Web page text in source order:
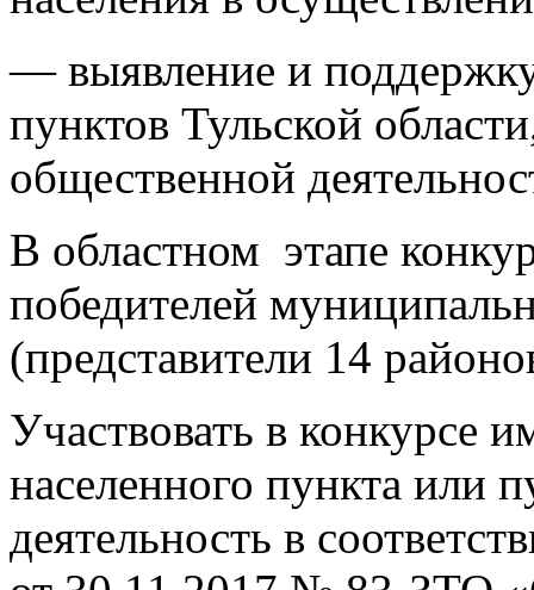
— выявление и
пунктов Тульской
общественной
В областном этапе
победителей
(представители 14
Участвовать в конкурсе
населенного пункта или
деятельность в